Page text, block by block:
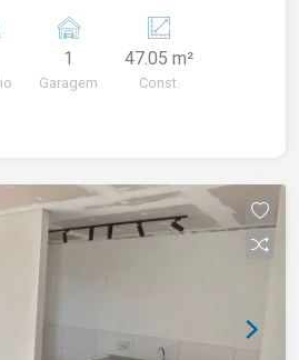
24h Excelente
que procuram
e retorno imediato com
1
Garagem
47.05 m²
Const.